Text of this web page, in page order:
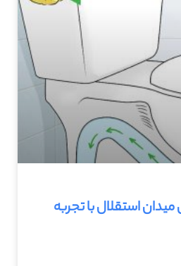
استقلال با تجربه